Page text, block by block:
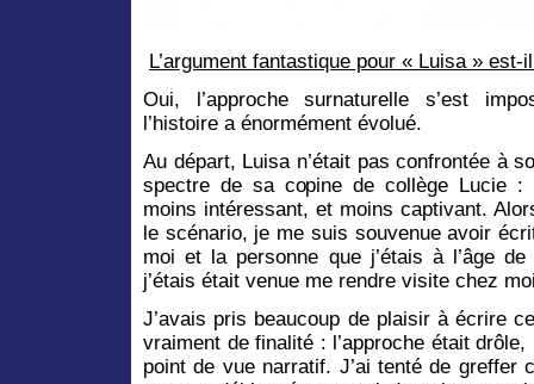
L’argument fantastique pour « Luisa » est-
Oui, l’approche surnaturelle s’est
l’histoire a énormément évolué.
Au départ, Luisa n’était pas confrontée à
spectre de sa copine de collège Lucie :
moins intéressant, et moins captivant.
le scénario, je me suis souvenue avoir
moi et la personne que j’étais à l’âge
j’étais était venue me rendre visite chez
J’avais pris beaucoup de plaisir à écrire
vraiment de finalité : l’approche était
point de vue narratif. J’ai tenté de greffer